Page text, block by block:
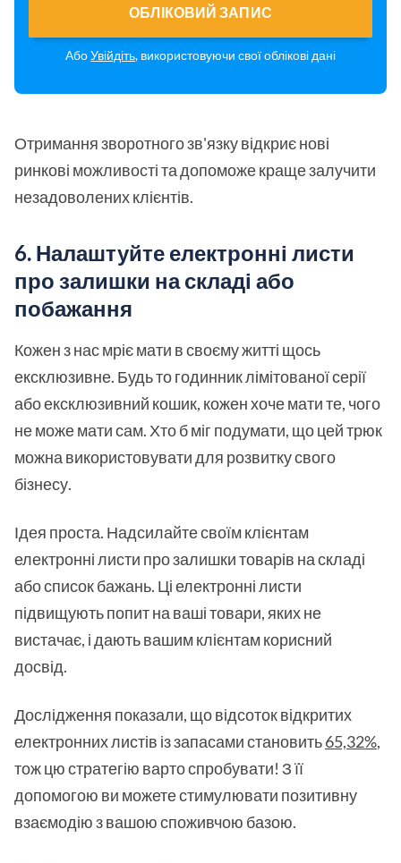
ОБЛІКОВИЙ ЗАПИС
АбоУвійдіть, використовуючи свої облікові дані
Отримання зворотного зв'язку відкриє нові
ринкові можливості та допоможе краще залучити
незадоволених клієнтів.
6. Налаштуйте електронні листи
про залишки на складі або
побажання
Кожен з нас мріє мати в своєму житті щось
ексклюзивне. Будь то годинник лімітованої серії
або ексклюзивний кошик, кожен хоче мати те, чого
не може мати сам. Хто б міг подумати, що цей трюк
можна використовувати для розвитку свого
бізнесу.
Ідея проста. Надсилайте своїм клієнтам
електронні листи про залишки товарів на складі
або список бажань. Ці електронні листи
підвищують попит на ваші товари, яких не
вистачає, і дають вашим клієнтам корисний
досвід.
Дослідження показали, що відсоток відкритих
електронних листів із запасами становить65,32%,
тож цю стратегію варто спробувати! З її
допомогою ви можете стимулювати позитивну
взаємодію з вашою споживчою базою.